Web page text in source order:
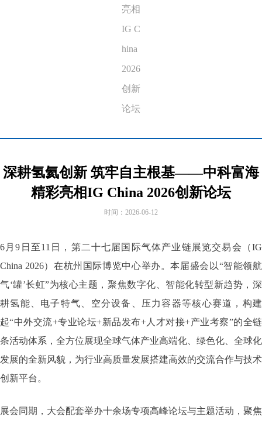
亮相
IG C
hina
2026
创新
论坛
深耕氢氦创新 筑牢自主根基——中科富海
精彩亮相IG China 2026创新论坛
时间： 2026-06-12
6月9日至11日，第二十七届国际气体产业链展览交易会（IG
China 2026）在杭州国际博览中心举办。本届盛会以“智能领航
气‘罐’长虹”为核心主题，聚焦数字化、智能化转型新趋势，深
耕氢能、电子特气、空分设备、压力容器等核心赛道，构建
起“中外交流+专业论坛+新品发布+人才对接+产业考察”的全链
条活动体系，全方位展现全球气体产业高端化、绿色化、全球化
发展的全新风貌，为行业高质量发展搭建高效的交流合作与技术
创新平台。
展会同期，大会配套举办十余场专项高峰论坛与主题活动，聚焦